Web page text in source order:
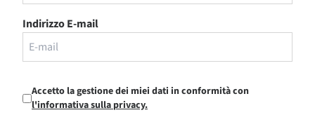
Indirizzo E-mail
Accetto la gestione dei miei dati in conformità con
l'informativa sulla privacy.